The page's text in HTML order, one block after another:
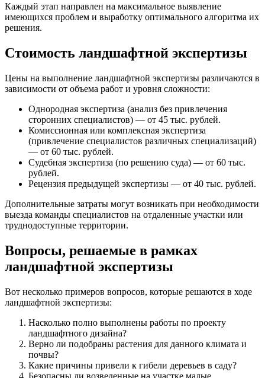
Каждый этап направлен на максимальное выявление
имеющихся проблем и выработку оптимального алгоритма их
решения.
Стоимость ландшафтной экспертизы
Цены на выполнение ландшафтной экспертизы различаются в
зависимости от объема работ и уровня сложности:
Однородная экспертиза (анализ без привлечения
сторонних специалистов) — от 45 тыс. рублей.
Комиссионная или комплексная экспертиза
(привлечение специалистов различных специализаций)
— от 60 тыс. рублей.
Судебная экспертиза (по решению суда) — от 60 тыс.
рублей.
Рецензия предыдущей экспертизы — от 40 тыс. рублей.
Дополнительные затраты могут возникать при необходимости
выезда команды специалистов на отдаленные участки или
труднодоступные территории.
Вопросы, решаемые в рамках
ландшафтной экспертизы
Вот несколько примеров вопросов, которые решаются в ходе
ландшафтной экспертизы:
Насколько полно выполнены работы по проекту
ландшафтного дизайна?
Верно ли подобраны растения для данного климата и
почвы?
Какие причины привели к гибели деревьев в саду?
Безопасны ли возведенные на участке малые